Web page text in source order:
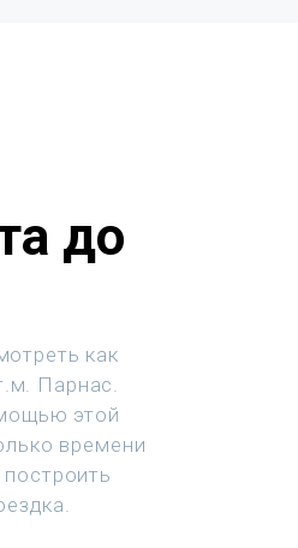
до
как
Парнас.
этой
времени